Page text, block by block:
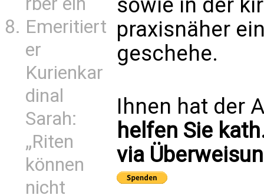
Emeritiert
er
Kurienkar
dinal
Sarah:
„Riten
können
nicht
praxisnäher
geschehe.
Ihnen hat der
helfen Sie
via